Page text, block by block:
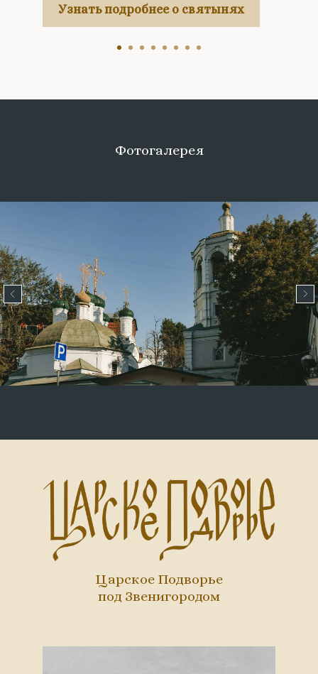
Узнать подробнее о святынях
Фотогалерея
Царское Подворье
под Звенигородом